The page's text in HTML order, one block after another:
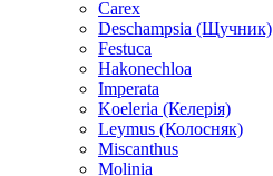
Carex
Deschampsia (Щучник)
Festuca
Hakonechloa
Imperata
Koeleria (Келерія)
Leymus (Колосняк)
Miscanthus
Molinia